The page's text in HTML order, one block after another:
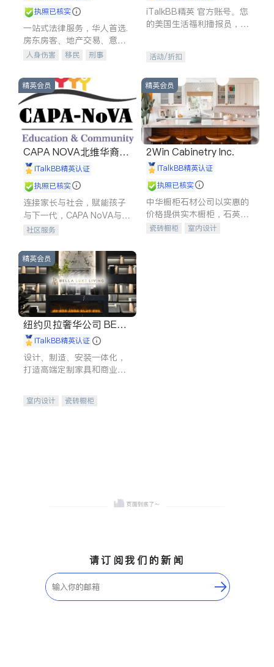
执照已核实
一站式法律服务，华人首选.
房东房客、地产交易、意外
伤害、车祸重伤、商业诉
建筑合同、刑事案件全包办
人身伤害 移民
刑事
信托/遗嘱
商业
索赔
律师-其它 保释
iTalkBB精英 官方账号。您
的美国生活福利播报员，精
专属福利。
活动/折扣
精英会员
CAPA NOVA北维华裔家
长会iTalkBB精英认证
执照已核实
连接家长与社会，赋能孩子
与下一代，CAPA NoVA与您
携手建设包容、公平、充满
社区服务
精英会员
2Win Cabinetry Inc.
iTalkBB精英认证
执照已核实
中华橱柜石材公司以实惠的
价格提供实木橱柜，石英石
台面，多种优质不锈钢水
瓷砖橱柜
室内设计
精英会员
纽约贝拉奢华公司 BELL
A LUXE
iTalkBB精英认证
设计、制造、安装一体化，
打造高端定制家具和商业空
室内设计
瓷砖橱柜
请订阅我们的新闻